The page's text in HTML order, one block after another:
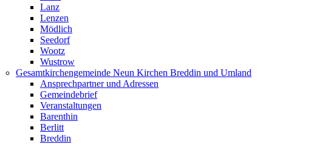
Lanz
Lenzen
Mödlich
Seedorf
Wootz
Wustrow
Gesamtkirchengemeinde Neun Kirchen Breddin und Umland
Ansprechpartner und Adressen
Gemeindebrief
Veranstaltungen
Barenthin
Berlitt
Breddin